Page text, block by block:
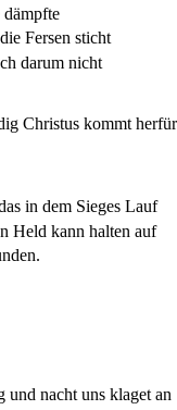
dämpfte
Fersen sticht
darum nicht
Christus kommt herfür
in dem Sieges Lauf
Held kann halten auf
und nacht uns klaget an